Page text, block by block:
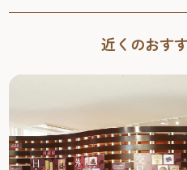
近くのおす